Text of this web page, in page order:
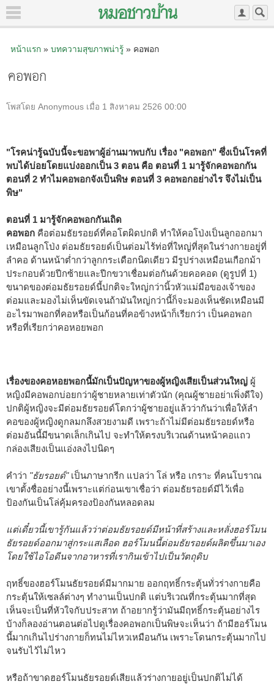
หน้าแรก» บทความสุขภาพน่ารู้» คอพอก
คอพอก
โพสโดย Anonymous เมื่อ 1 สิงหาคม 2526 00:00
"โรคน่ารู้ฉบับนี้จะขอพาผู้อ่านมาพบกับ เรื่อง "คอพอก" ซึ่งเป็นโรคที่
พบได้บ่อยโดยแบ่งออกเป็น 3 ตอน คือ ตอนที่ 1 มารู้จักคอพอกกัน
ตอนที่ 2 ทำไมคอพอกจังเป็นพิษ ตอนที่ 3 คอพอกอย่างไร จึงไม่เป็น
พิษ"
ตอนที่ 1 มารู้จักคอพอกกันเถิด
คอพอก คือต่อมธัยรอยด์ที่คอโตผิดปกติ ทำให้คอโป่งเป็นลูกออกมา
เหมือนลูกโป่ง ต่อมธัยรอยด์เป็นต่อมไร้ท่อที่ใหญ่ที่สุดในร่างกายอยู่ที่
ลำคอ ด้านหน้าต่ำกว่าลูกกระเดือกนิดเดียว มีรูปร่างเหมือนเกือกม้า
ประกอบด้วยปีกซ้ายและปีกขวาเชื่อมต่อกันด้วยคอคอด (ดูรูปที่ 1)
ขนาดของต่อมธัยรอยด์นี้ปกติจะใหญ่กว่านิ้วหัวแม่มือของเจ้าของ
ต่อมและมองไม่เห็นขัดเจนถ้ามันใหญ่กว่านี้ก็จะมองเห็นชัดเหมือนมี
อะไรมาพอกที่คอหรือเป็นก้อนที่คอข้างหน้าก็เรียกว่า เป็นคอพอก
หรือที่เรียกว่าคอหอยพอก
เรื่องของคอหอยพอกนี้มักเป็นปัญหาของผู้หญิงเสียเป็นส่วนใหญ่ ผู้
หญิงมีคอพอกบ่อยกว่าผู้ชายหลายเท่าตัวนัก (คุณผู้ชายอย่าเพิ่งดีใจ)
ปกติผู้หญิงจะมีต่อมธัยรอยด์โตกว่าผู้ชายอยู่แล้วว่ากันว่าเพื่อให้ลำ
คอของผู้หญิงดูกลมกลึงสวยงามดี เพราะถ้าไม่มีต่อมธัยรอยด์หรือ
ต่อมอันนี้มีขนาดเล็กเกินไป จะทำให้ตรงบริเวณด้านหน้าคอแถว
กล่องเสียงเป็นแอ่งลงไปนิดๆ
คำว่า "ธัยรอยด์"เป็นภาษากรีก แปลว่า โล่ หรือ เกราะ ที่คนโบราณ
เขาตั้งชื่ออย่างนี้เพราะแต่ก่อนเขาเชื่อว่า ต่อมธัยรอยด์มีไว้เพื่อ
ป้องกันเป็นโล่คุ้มครองป้องกันหลอดลม
แต่เดี๋ยวนี้เขารู้กันแล้วว่าต่อมธัยรอยด์มีหน้าที่สร้างและหลั่งฮอร์โมน
ธัยรอยด์ออกมาสู่กระแสเลือด ฮอร์โมนนี้ต่อมธัยรอยด์ผลิตขึ้นมาเอง
โดยใช้ไอโอดีนจากอาหารที่เรากินเข้าไปเป็นวัตถุดิบ
ฤทธิ์ของฮอร์โมนธัยรอยด์มีมากมาย ออกฤทธิ์กระตุ้นทั่วร่างกายคือ
กระตุ้นให้เซลล์ต่างๆ ทำงานเป็นปกติ แต่บริเวณที่กระตุ้นมากที่สุด
เห็นจะเป็นที่หัวใจกับประสาท ถ้าอยากรู้ว่ามันมีฤทธิ์กระตุ้นอย่างไร
บ้างก็ลองอ่านตอนต่อไปดูเรื่องคอพอกเป็นพิษจะเห็นว่า ถ้ามีฮอร์โมน
นี้มากเกินไปร่างกายก็ทนไม่ไหวเหมือนกัน เพราะโดนกระตุ้นมากไป
จนรับไว้ไม่ไหว
หรือถ้าขาดฮอร์โมนธัยรอยด์เสียแล้วร่างกายอยู่เป็นปกติไม่ได้